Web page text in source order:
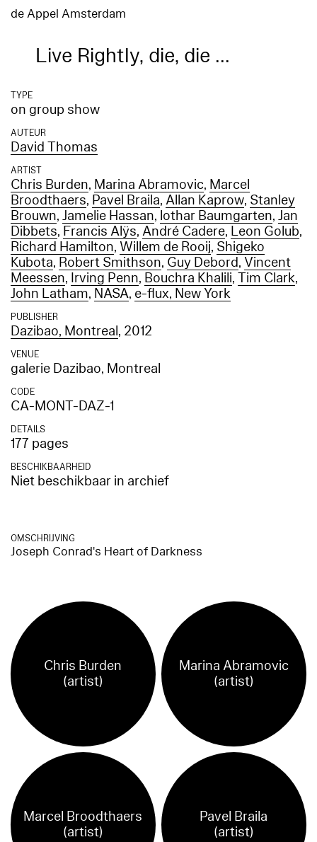
de Appel Amsterdam
Live Rightly, die, die ...
TYPE
on group show
AUTEUR
David Thomas
ARTIST
Chris Burden, Marina Abramovic, Marcel
Broodthaers, Pavel Braila,Allan Kaprow, Stanley
Brouwn,Jamelie Hassan, lothar Baumgarten,Jan
Dibbets, Francis Alÿs,André Cadere, Leon Golub,
Richard Hamilton, Willem de Rooij, Shigeko
Kubota, Robert Smithson, Guy Debord, Vincent
Meessen, Irving Penn, Bouchra Khalili,Tim Clark,
John Latham, NASA, e-flux, New York
PUBLISHER
Dazibao, Montreal, 2012
VENUE
galerie Dazibao, Montreal
CODE
CA-MONT-DAZ-1
DETAILS
177 pages
BESCHIKBAARHEID
Niet beschikbaar in archief
OMSCHRIJVING
Joseph Conrad's Heart of Darkness
Chris Burden
(artist)
Marina Abramovic
(artist)
Marcel Broodthaers
(artist)
Pavel Braila
(artist)